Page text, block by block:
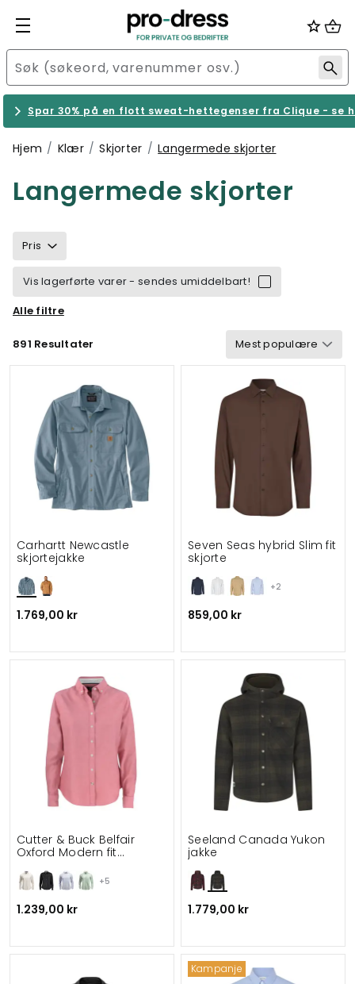
Spar 30% på en flott sweat-hettegenser fra Clique - se
Hjem Klær Skjorter Langermede skjorter
Langermede skjorter
Pris
Vis lagerførte varer - sendes umiddelbart!
Størrelse
Bærekraftighet
Sertifisering Gramvekt
Funksjonalitet Detaljer
Alle filtre
891 Resultater
Carhartt Newcastle
skjortejakke
1.769,00 kr
+2
Seven Seas hybrid Slim fit
skjorte
859,00 kr
+5
Cutter & Buck Belfair
Oxford Modern fit
1.239,00 kr
Seeland Canada Yukon
jakke
1.779,00 kr
Kampanje